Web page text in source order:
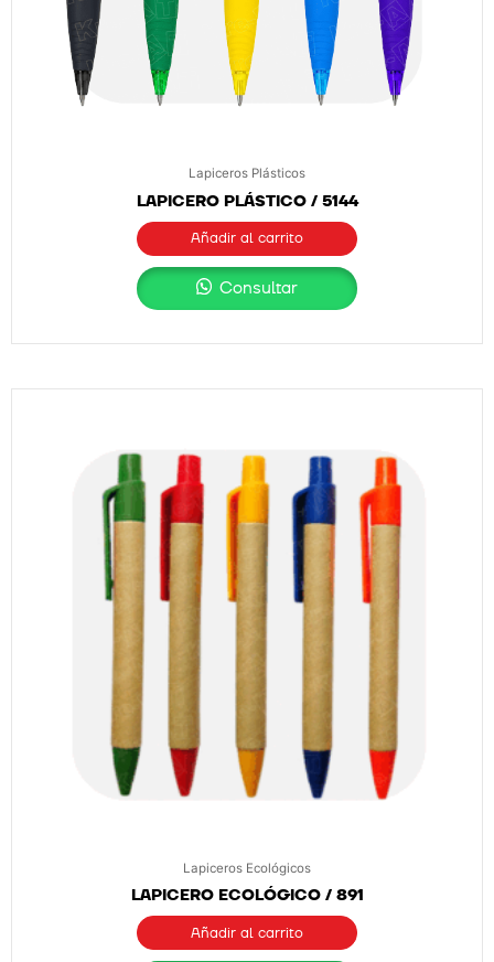
Lapiceros Plásticos
LAPICERO PLÁSTICO / 5144
Añadir al carrito
Consultar
Lapiceros Ecológicos
LAPICERO ECOLÓGICO / 891
Añadir al carrito